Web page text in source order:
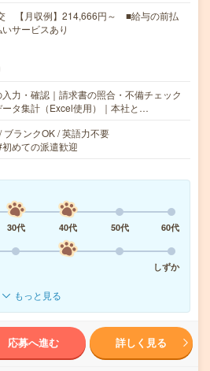
【月収例】214,666円～ ■給与の前払
サービスあり
入力・確認｜請求書の照合・不備チェック
ータ集計（Excel使用）｜本社と…
ブランクOK / 英語力不要
めての派遣歓迎
30代 40代 50代
60代
しずか
もっと見る
応募へ進む 詳しく見る